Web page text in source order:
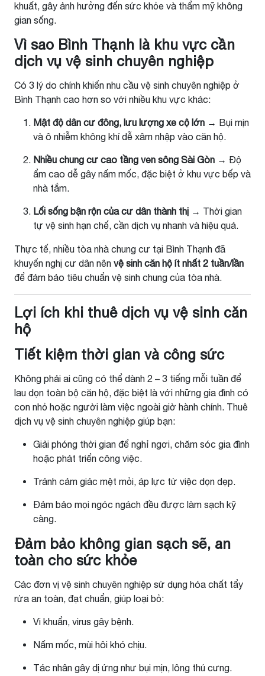
khuất, gây ảnh hưởng đến sức khỏe và thẩm mỹ không
gian sống.
Vì sao Bình Thạnh là khu vực cần
dịch vụ vệ sinh chuyên nghiệp
Có 3 lý do chính khiến nhu cầu vệ sinh chuyên nghiệp ở
Bình Thạnh cao hơn so với nhiều khu vực khác:
Mật độ dân cư đông, lưu lượng xe cộ lớn → Bụi mịn
và ô nhiễm không khí dễ xâm nhập vào căn hộ.
Nhiều chung cư cao tầng ven sông Sài Gòn → Độ
ẩm cao dễ gây nấm mốc, đặc biệt ở khu vực bếp và
nhà tắm.
Lối sống bận rộn của cư dân thành thị → Thời gian
tự vệ sinh hạn chế, cần dịch vụ nhanh và hiệu quả.
Thực tế, nhiều tòa nhà chung cư tại Bình Thạnh đã
khuyến nghị cư dân nên vệ sinh căn hộ ít nhất 2 tuần/lần
để đảm bảo tiêu chuẩn vệ sinh chung của tòa nhà.
Lợi ích khi thuê dịch vụ vệ sinh căn
hộ
Tiết kiệm thời gian và công sức
Không phải ai cũng có thể dành 2 – 3 tiếng mỗi tuần để
lau dọn toàn bộ căn hộ, đặc biệt là với những gia đình có
con nhỏ hoặc người làm việc ngoài giờ hành chính. Thuê
dịch vụ vệ sinh chuyên nghiệp giúp bạn:
Giải phóng thời gian để nghỉ ngơi, chăm sóc gia đình
hoặc phát triển công việc.
Tránh cảm giác mệt mỏi, áp lực từ việc dọn dẹp.
Đảm bảo mọi ngóc ngách đều được làm sạch kỹ
càng.
Đảm bảo không gian sạch sẽ, an
toàn cho sức khỏe
Các đơn vị vệ sinh chuyên nghiệp sử dụng hóa chất tẩy
rửa an toàn, đạt chuẩn, giúp loại bỏ:
Vi khuẩn, virus gây bệnh.
Nấm mốc, mùi hôi khó chịu.
Tác nhân gây dị ứng như bụi mịn, lông thú cưng.